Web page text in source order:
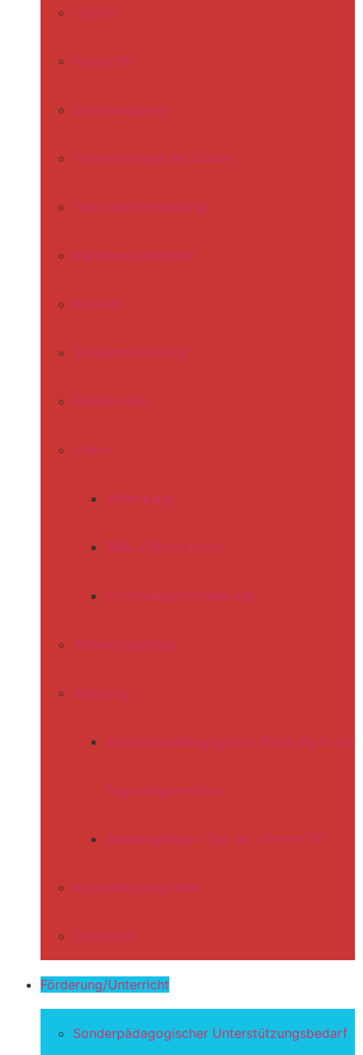
Leitbild
Kurzprofil
Schulrundgang
Förderkonzept der Schule
Team und Verwaltung
Rahmenstundenplan
Klassen
Schülermitwirkung
Förderverein
Eltern
Mitwirkung
ReEL-Elterntraining
Erziehungsvereinbarung
Schulsozialarbeit
Beratung
Sprachheilpädagogische Beratung in der
Regenbogenschule
Beratungstage- Tag der offenen Tür
Kooperationspartner
Download
Förderung/Unterricht
Sonderpädagogischer Unterstützungsbedarf